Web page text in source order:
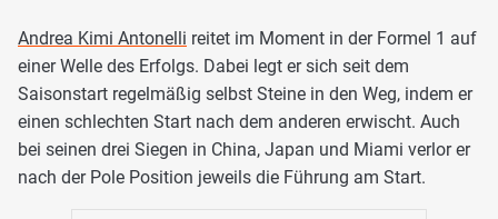
Andrea Kimi Antonelli reitet im Moment in der Formel 1 auf
einer Welle des Erfolgs. Dabei legt er sich seit dem
Saisonstart regelmäßig selbst Steine in den Weg, indem er
einen schlechten Start nach dem anderen erwischt. Auch
bei seinen drei Siegen in China, Japan und Miami verlor er
nach der Pole Position jeweils die Führung am Start.